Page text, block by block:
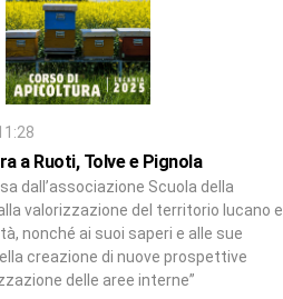
a Ruoti, Tolve e Pignola
dall’associazione Scuola della
valorizzazione del territorio lucano e
nonché ai suoi saperi e alle sue
creazione di nuove prospettive
delle aree interne”